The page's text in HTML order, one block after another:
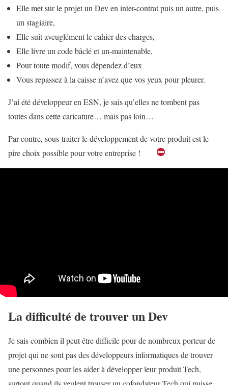
Elle met sur le projet un Dev en inter-contrat puis un autre, puis
un stagiaire,
Elle suit aveuglément le cahier des charges,
Elle livre un code bâclé et un-maintenable,
Pour toute modif, vous dépendez d’eux
Vous repassez à la caisse n’avez que vos yeux pour pleurer.
J’ai été développeur en ESN, je sais qu’elles ne tombent pas
toutes dans cette caricature… mais pas loin…
Par contre, sous-traiter le développement de votre produit est le
pire choix possible pour votre entreprise !
La difficulté de trouver un Dev
Je sais combien il peut être difficile pour de nombreux porteur de
projet qui ne sont pas des développeurs informatiques de trouver
une personnes pour les aider à développer leur produit Tech,